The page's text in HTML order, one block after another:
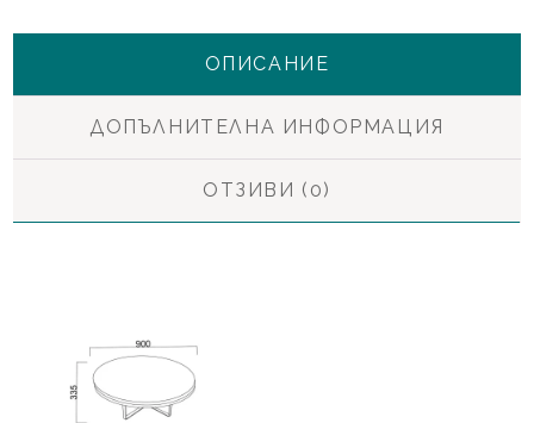
ОПИСАНИЕ
ДОПЪЛНИТЕЛНА ИНФОРМАЦИЯ
ОТЗИВИ (0)